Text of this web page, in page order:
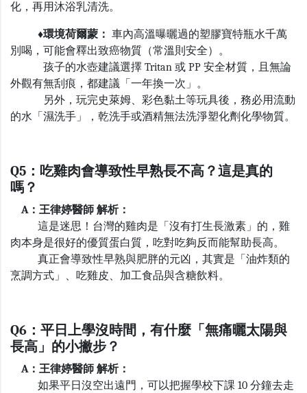
化，再用沐浴乳清洗。
♦環境荷爾蒙： 車內高溫曝曬過的塑膠寶特瓶水千萬
別喝，可能會釋出致癌物質（常溫則安全）。
孩子的水壺建議選擇 Tritan 或 PP 安全材質，且無論
外觀有無刮痕，都建議「一年換一次」。
另外，玩完史萊姆、彩色黏土等玩具後，務必用流動
的水「濕洗手」，乾洗手或酒精無法洗淨塑化劑化學物質。
Q5：吃雞肉會導致性早熟長不高？這是真的
嗎？
A：王律婷醫師 解析：
這是迷思！台灣的雞肉是「沒有打生長激素」的，雞
肉本身是很好的優質蛋白質，吃對吃夠反而能幫助長高。
真正會導致性早熟與肥胖的元凶，其實是「油炸類的
烹調方式」、吃雞皮、加工食品與含糖飲料。
Q6：平日上學沒時間，有什麼「無痛曬太陽與
長高」的小撇步？
A：王律婷醫師 解析：
如果平日沒空出遠門，可以把握學校下課 10 分鐘去走